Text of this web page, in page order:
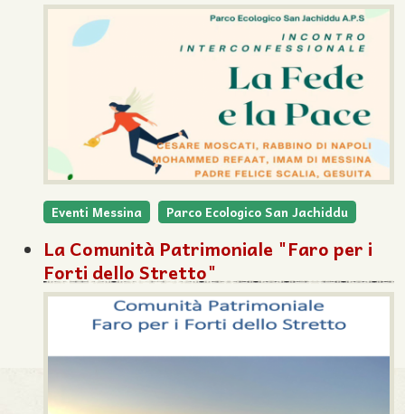
Eventi Messina Parco Ecologico San Jachiddu
La Comunità Patrimoniale "Faro per i
Forti dello Stretto"